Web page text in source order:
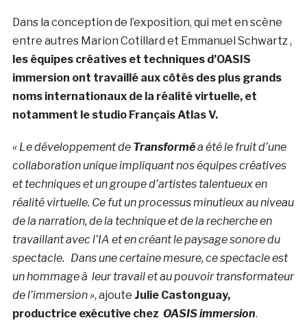
Dans la conception de l’exposition, qui met en scène
entre autres Marion Cotillard et Emmanuel Schwartz ,
les équipes créatives et techniques d’OASIS
immersion ont travaillé aux côtés des plus grands
noms internationaux de la réalité virtuelle, et
notamment le studio Français Atlas V.
« Le développement de Transforméa été le fruit d’une
collaboration unique impliquant nos équipes créatives
et techniques et un groupe d’artistes talentueux en
réalité virtuelle. Ce fut un processus minutieux au niveau
de la narration, de la technique et de la recherche en
travaillant avec l’IA et en créant le paysage sonore du
spectacle. Dans une certaine mesure, ce spectacle est
un hommage à leur travail et au pouvoir transformateur
de l’immersion », ajoute Julie Castonguay,
productrice exécutive chez OASIS immersion.